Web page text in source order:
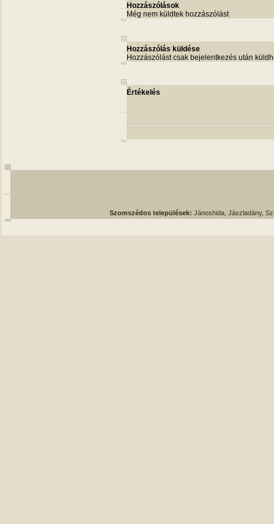
Hozzászólások
Még nem küldtek hozzászólást
Hozzászólás küldése
Hozzászólást csak bejelentkezés után
Értékelés
Szomszédos települések: Jánoshida, Jászladány,